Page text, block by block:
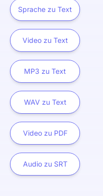
Sprache zu Text
Video zu Text
MP3 zu Text
WAV zu Text
Video zu PDF
Audio zu SRT